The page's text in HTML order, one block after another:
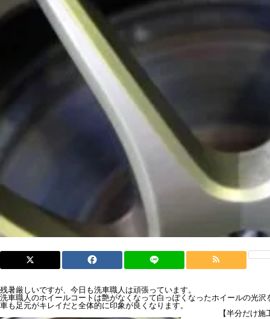
残暑厳しいですが、今日も洗車職人は頑張っています。
洗車職人のホイールコートは艶がなくなって白っぽくなったホイールの光沢
車も足元がキレイだと全体的に印象が良くなります。
【半分だけ施